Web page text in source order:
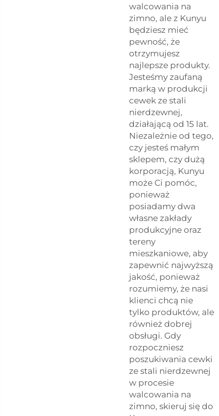
walcowania na
zimno, ale z Kunyu
będziesz mieć
pewność, że
otrzymujesz
najlepsze produkty.
Jesteśmy zaufaną
marką w produkcji
cewek ze stali
nierdzewnej,
działającą od 15 lat.
Niezależnie od tego,
czy jesteś małym
sklepem, czy dużą
korporacją, Kunyu
może Ci pomóc,
ponieważ
posiadamy dwa
własne zakłady
produkcyjne oraz
tereny
mieszkaniowe, aby
zapewnić najwyższą
jakość, ponieważ
rozumiemy, że nasi
klienci chcą nie
tylko produktów, ale
również dobrej
obsługi. Gdy
rozpoczniesz
poszukiwania cewki
ze stali nierdzewnej
w procesie
walcowania na
zimno, skieruj się do